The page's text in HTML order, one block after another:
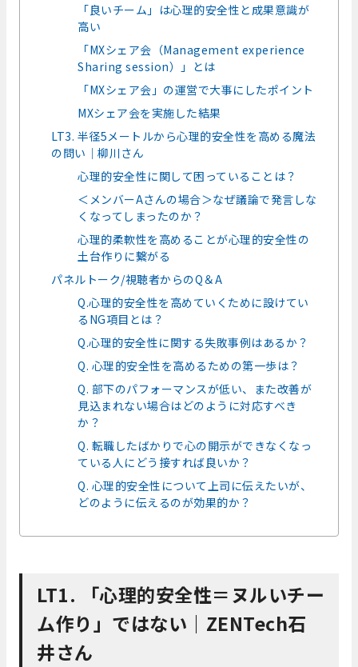
「良いチーム」は心理的安全性と成果意識が
高い
「MXシェア会（Management experience
Sharing session）」とは
「MXシェア会」の運営で大事にしたポイント
MXシェア会を実施した結果
LT3. 半径5メートルから心理的安全性を高める魔法
の問い｜柳川さん
心理的安全性に関して困っていることは？
＜メンバーAさんの場合＞なぜ議論で発言しな
くなってしまったのか？
心理的柔軟性を高めることが心理的安全性の
土台作りに繋がる
パネルトーク/視聴者からのQ＆A
Q.心理的安全性を高めていくために設けてい
るNG項目とは？
Q.心理的安全性に関する失敗事例はあるか？
Q. 心理的安全性を高めるための第一歩は？
Q. 部下のパフォーマンスが低い、また改善が
見込まれない場合はどのように対応すべき
か？
Q. 転職したばかりで心の開示ができなくなっ
ている人にどう接すれば良いか？
Q. 心理的安全性について上司に伝えたいが、
どのように伝えるのが効果的か？
LT1. 「心理的安全性＝ヌルいチー
ム作り」ではない｜ZENTech石
井さん